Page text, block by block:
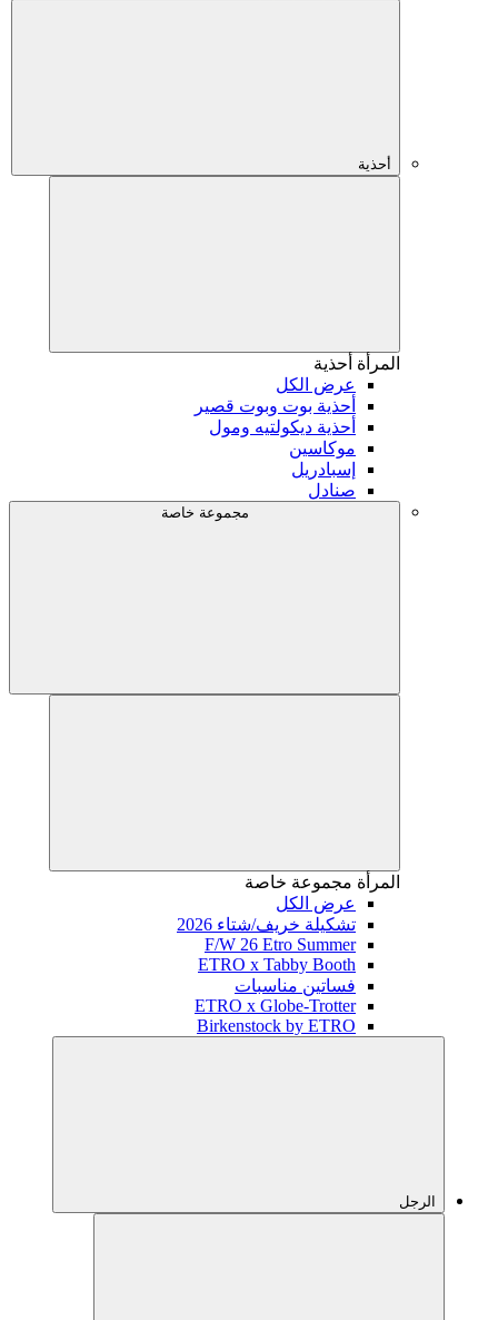
أحذية
المرأة أحذية
عرض الكل
أحذية بوت وبوت قصير
أحذية ديكولتيه ومول
موكاسين
إسبادريل
صنادل
مجموعة خاصة
المرأة مجموعة خاصة
عرض الكل
تشكيلة خريف/شتاء 2026
F/W 26 Etro Summer
ETRO x Tabby Booth
فساتين مناسبات
ETRO x Globe-Trotter
Birkenstock by ETRO
الرجل